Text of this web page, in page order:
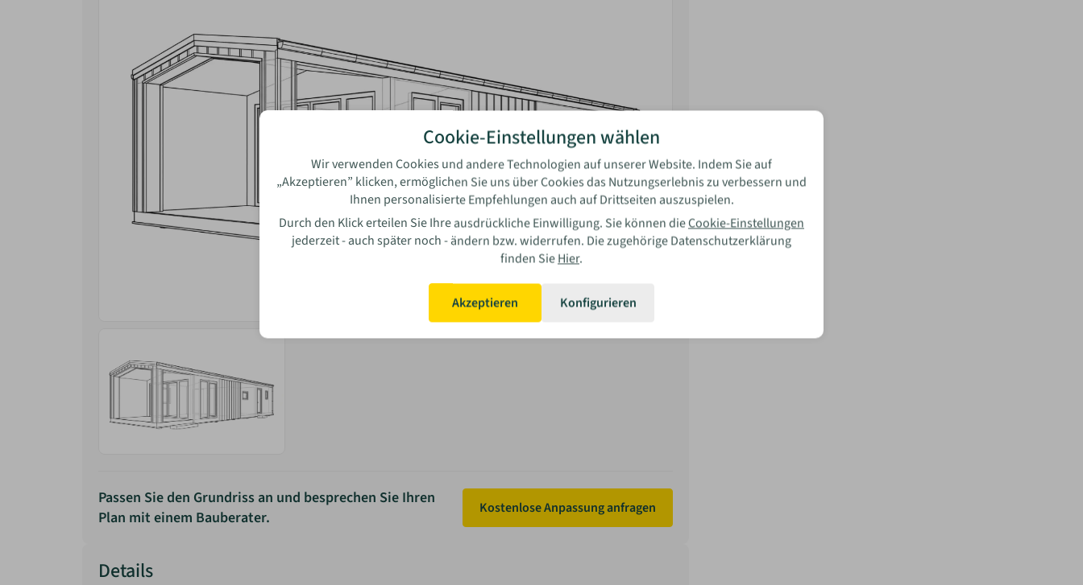
Passen Sie den Grundriss an und besprechen Sie Ihren
Plan mit einem Bauberater.
Kostenlose Anpassung anfragen
Details
E-Mail
Cookie-Einstellungen wählen
Wir verwenden Cookies und andere Technologien auf unserer Website. Indem Sie auf
„Akzeptieren” klicken, ermöglichen Sie uns über Cookies das Nutzungserlebnis zu verbessern und
Ihnen personalisierte Empfehlungen auch auf Drittseiten auszuspielen.
Durch den Klick erteilen Sie Ihre ausdrückliche Einwilligung. Sie können dieCookie-Einstellungen
jederzeit - auch später noch - ändern bzw. widerrufen. Die zugehörige Datenschutzerklärung
finden SieHier.
Akzeptieren Konfigurieren